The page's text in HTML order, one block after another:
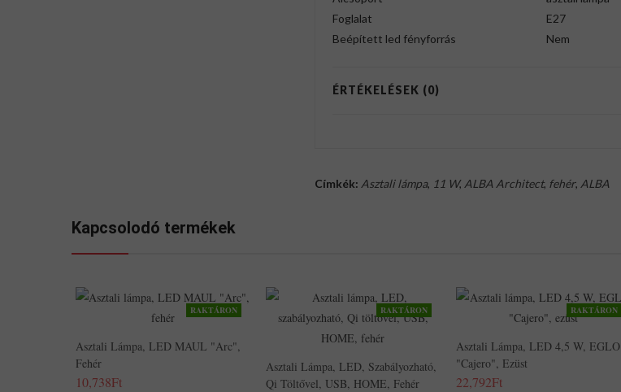
Foglalat
E27
Beépített led fényforrás
Nem
ÉRTÉKELÉSEK (0)
Címkék: Asztali lámpa, 11 W, ALBA Architect, fehér, ALBA
Kapcsolodó termékek
RAKTÁRON
Asztali Lámpa, LED MAUL "Arc",
Fehér
10,738Ft
RAKTÁRON
Asztali Lámpa, LED, Szabályozható,
Qi Töltővel, USB, HOME, Fehér
RAKTÁRON
Asztali Lámpa, LED 4,5 W, EGLO
"Cajero", Ezüst
22,792Ft